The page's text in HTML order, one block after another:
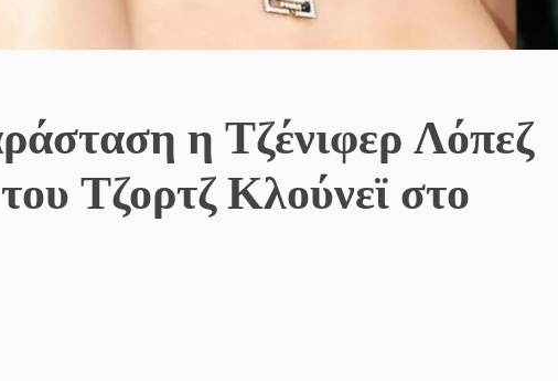
η Τζένιφερ Λόπεζ
Τζορτζ Κλούνεϊ στο